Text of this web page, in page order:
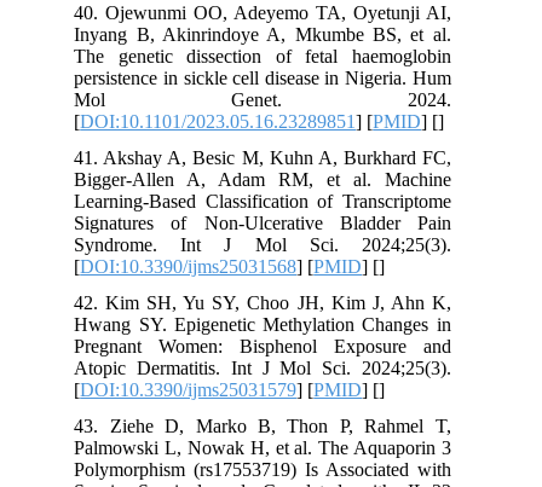
40. Ojewunmi OO, Adeyemo TA, Oyetunji AI,
Inyang B, Akinrindoye A, Mkumbe BS, et al.
The genetic dissection of fetal haemoglobin
persistence in sickle cell disease in Nigeria. Hum
Mol Genet. 2024.
[DOI:10.1101/2023.05.16.23289851] [PMID] [
41. Akshay A, Besic M, Kuhn A, Burkhard FC,
Bigger-Allen A, Adam RM, et al. Machine
Learning-Based Classification of Transcriptome
Signatures of Non-Ulcerative Bladder Pain
Syndrome. Int J Mol Sci. 2024;25(3).
[DOI:10.3390/ijms25031568] [PMID] [
42. Kim SH, Yu SY, Choo JH, Kim J, Ahn K,
Hwang SY. Epigenetic Methylation Changes in
Pregnant Women: Bisphenol Exposure and
Atopic Dermatitis. Int J Mol Sci. 2024;25(3).
[DOI:10.3390/ijms25031579] [PMID] [
43. Ziehe D, Marko B, Thon P, Rahmel T,
Palmowski L, Nowak H, et al. The Aquaporin 3
Polymorphism (rs17553719) Is Associated with